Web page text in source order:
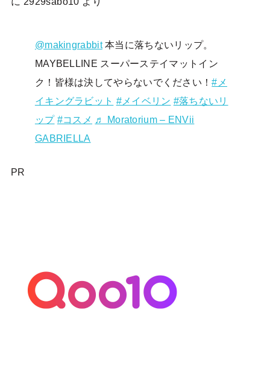
@makingrabbit本当に落ちないリップ。
MAYBELLINE スーパーステイマットイン
ク！皆様は決してやらないでください！#メ
イキングラビット #メイベリン #落ちないリ
ップ #コスメ ♬ Moratorium – ENVii
GABRIELLA
PR